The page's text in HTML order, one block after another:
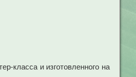
класса и изготовленного на